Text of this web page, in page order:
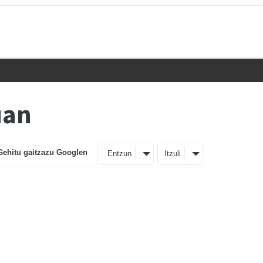
gaitzazu Googlen Entzun Itzuli